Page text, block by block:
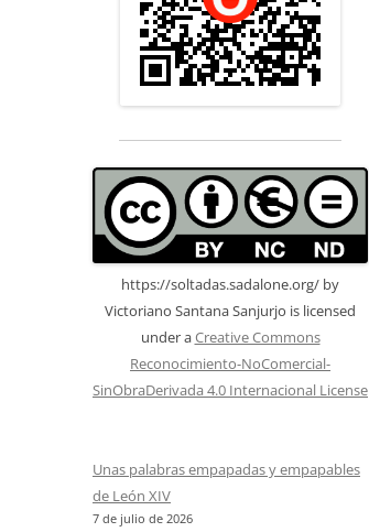
https://soltadas.sadalone.org/ by
Victoriano Santana Sanjurjo is licensed
under aCreative Commons
Reconocimiento-NoComercial-
SinObraDerivada 4.0 Internacional License
Unas palabras empapadas y empapables
de León XIV
7 de julio de 2026